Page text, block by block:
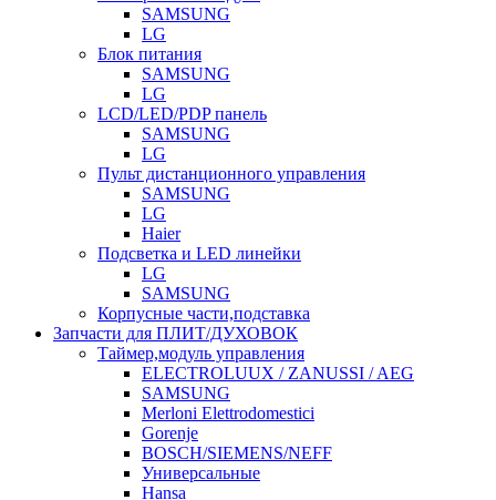
SAMSUNG
LG
Блок питания
SAMSUNG
LG
LCD/LED/PDP панель
SAMSUNG
LG
Пульт дистанционного управления
SAMSUNG
LG
Haier
Подсветка и LED линейки
LG
SAMSUNG
Корпусные части,подставка
Запчасти для ПЛИТ/ДУХОВОК
Таймер,модуль управления
ELECTROLUUX / ZANUSSI / AEG
SAMSUNG
Merloni Elettrodomestici
Gorenje
BOSCH/SIEMENS/NEFF
Универсальные
Hansa